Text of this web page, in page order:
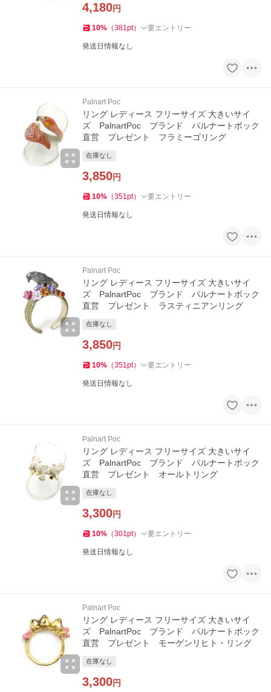
4,180円
10% （381pt） 要エントリー
発送日情報なし
Palnart Poc
リング レディース フリーサイズ 大きいサイ
ズ PalnartPoc ブランド パルナートポック
直営 プレゼント フラミーゴリング
在庫なし
3,850円
10% （351pt） 要エントリー
発送日情報なし
Palnart Poc
リング レディース フリーサイズ 大きいサイ
ズ PalnartPoc ブランド パルナートポック
直営 プレゼント ラスティニアンリング
在庫なし
3,850円
10% （351pt） 要エントリー
発送日情報なし
Palnart Poc
リング レディース フリーサイズ 大きいサイ
ズ PalnartPoc ブランド パルナートポック
直営 プレゼント オールトリング
在庫なし
3,300円
10% （301pt） 要エントリー
発送日情報なし
Palnart Poc
リング レディース フリーサイズ 大きいサイ
ズ PalnartPoc ブランド パルナートポック
直営 プレゼント モーゲンリヒト・リング
在庫なし
3,300円